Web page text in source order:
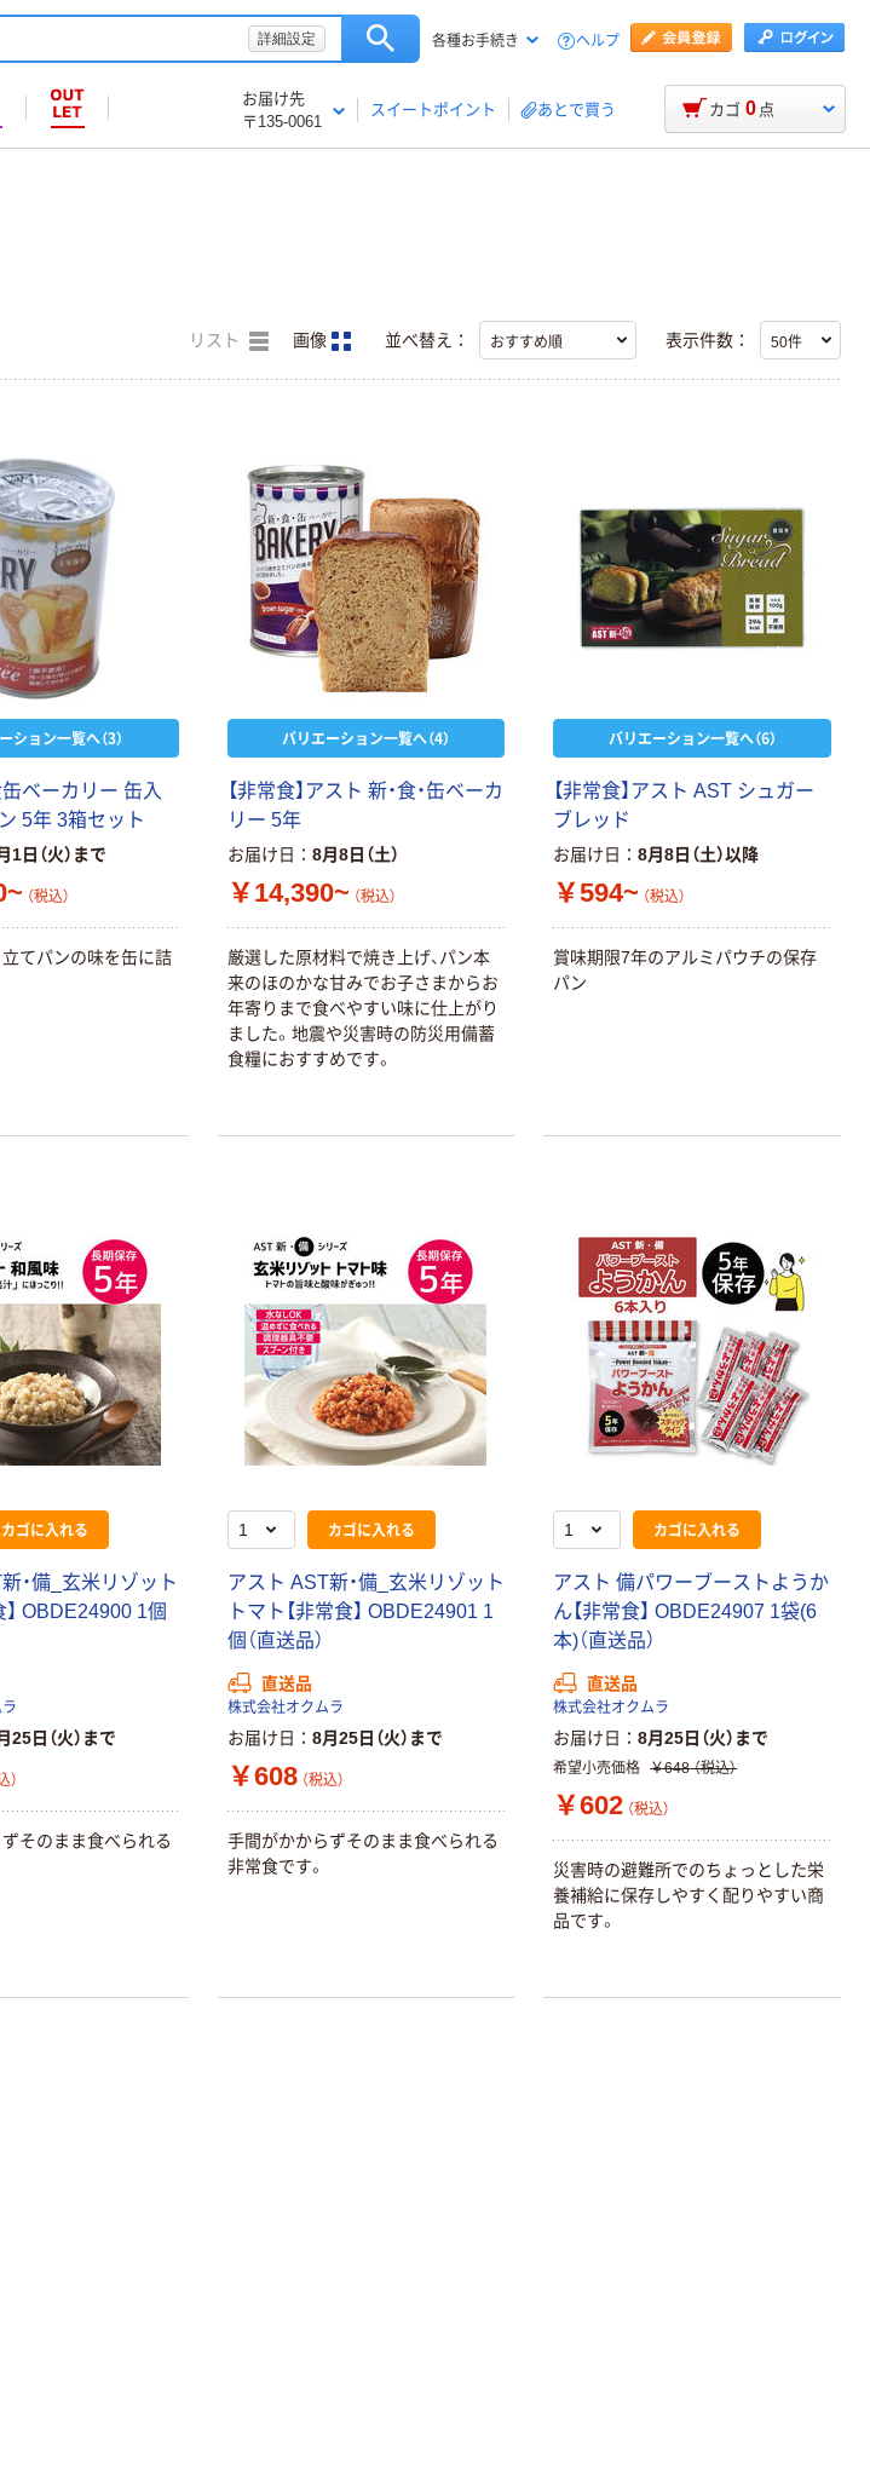
詳細設定 各種お手続き ヘルプ
お届け先
〒135-0061
スイートポイント あとで買う カゴ 0 点
リスト 画像 並べ替え： 表示件数：
ション一覧へ（3）
ベーカリー 缶入
5年 3箱セット
1日（火）まで
（税込）
てパンの味を缶に詰
バリエーション一覧へ（4）
【非常食】アスト 新・食・缶ベーカ
リー 5年
お届け日 8月8日（土）
￥14,390~ （税込）
厳選した原材料で焼き上げ、パン本
来のほのかな甘みでお子さまからお
年寄りまで食べやすい味に仕上がり
ました。地震や災害時の防災用備蓄
食糧におすすめです。
バリエーション一覧へ（6）
【非常食】アスト AST シュガー
ブレッド
お届け日 8月8日（土）以降
￥594~ （税込）
賞味期限7年のアルミパウチの保存
パン
カゴに入れる
・備_玄米リゾット
】 OBDE24900 1個
25日（火）まで
）
そのまま食べられる
カゴに入れる
アスト AST新・備_玄米リゾット
トマト【非常食】 OBDE24901 1
個（直送品）
直送品
株式会社オクムラ
お届け日 8月25日（火）まで
￥608 （税込）
手間がかからずそのまま食べられる
非常食です。
カゴに入れる
アスト 備パワーブーストようか
ん【非常食】 OBDE24907 1袋(6
本)（直送品）
直送品
株式会社オクムラ
お届け日 8月25日（火）まで
希望小売価格 ￥648 （税込）
￥602 （税込）
災害時の避難所でのちょっとした栄
養補給に保存しやすく配りやすい商
品です。
ュ
オリジナル
ファーストレイ
ト ニトリルグ
ローブ ホワイ
ウダーフリー）
￥698~ （税込）
本気プライス
ペーパータオル
小判・シングル
本気プライス
共同企画 トイ
オリジナル
￥330~
本気プライス
【ガムテープ】ア
オリジナル
ーホワイト+
￥149~ （税込）
オリジナル
アスクル プラス
チックグローブ
粉なし（パウダ
本気プライス